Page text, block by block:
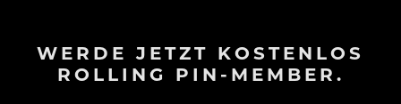
WERDE JETZT KOSTENLOS
ROLLING PIN-MEMBER.